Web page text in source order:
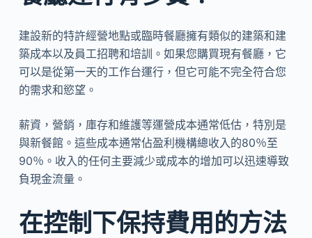
建設新的特許經營地點或臨時餐廳擁有類似的建築和建
築成本以及員工招聘和培訓。如果您購買現有餐廳，它
可以是從第一天的工作台運行，但它可能不完全符合您
的需求和慾望。
薪資，營銷，庫存和維護等運營成本通常低估，特別是
與新餐館。這些成本通常佔盈利機構總收入的80％至
90％。收入的任何主要減少或成本的增加可以迅速導致
負現金流量。
在控制下保持費用的方法